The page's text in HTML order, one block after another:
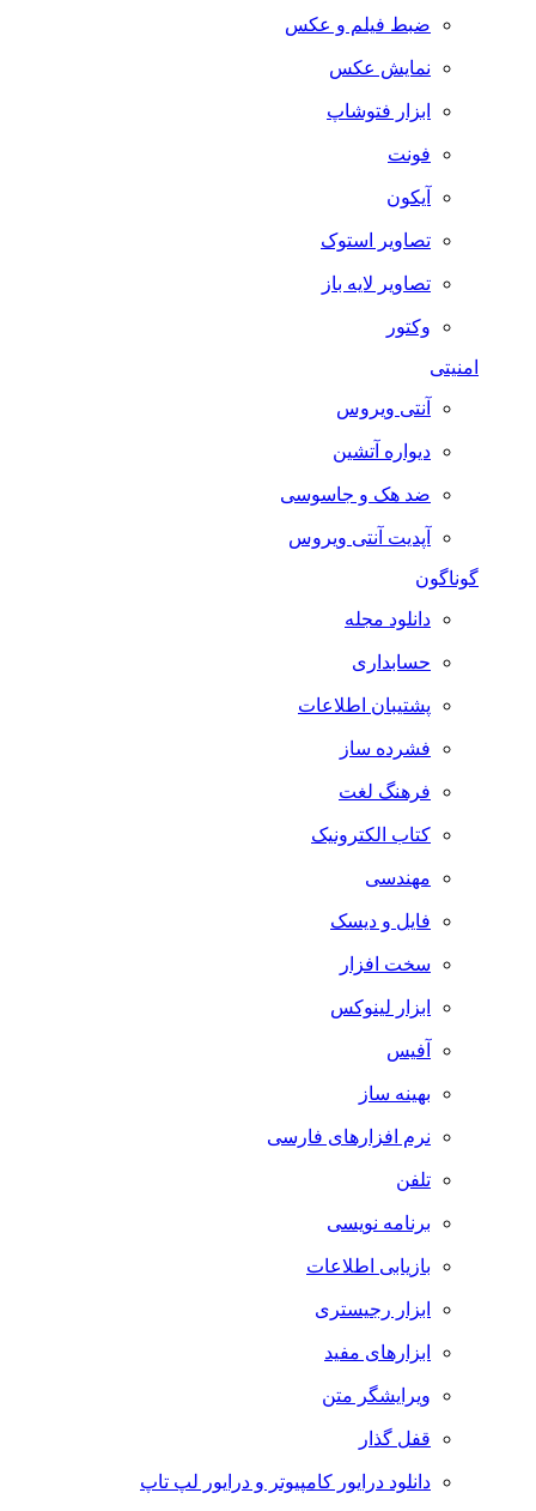
ضبط فيلم و عكس
نمایش عکس
ابزار فتوشاپ
فونت
آیکون
تصاویر استوک
تصاویر لایه باز
وکتور
امنیتی
آنتی ویروس
دیواره آتشین
ضد هک و جاسوسی
آپدیت آنتی ویروس
گوناگون
دانلود مجله
حسابداری
پشتیبان اطلاعات
فشرده ساز
فرهنگ لغت
کتاب الکترونیک
مهندسی
فایل و دیسک
سخت افزار
ابزار لینوکس
آفیس
بهینه ساز
نرم افزارهای فارسی
تلفن
برنامه نویسی
بازیابی اطلاعات
ابزار رجیستری
ابزارهای مفید
ویرایشگر متن
قفل گذار
دانلود درایور کامپیوتر و درایور لپ تاپ